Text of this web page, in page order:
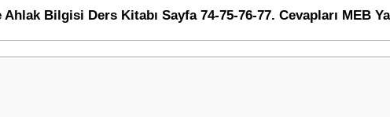
Bilgisi Ders Kitabı Sayfa 74-75-76-77. Cevapları MEB